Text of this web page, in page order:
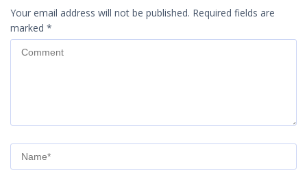
Your email address will not be published. Required fields are
marked *